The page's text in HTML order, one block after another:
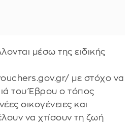
μέσω της ειδικής
με στόχο να
του Έβρου ο τόπος
οικογένειες και
να χτίσουν τη ζωή